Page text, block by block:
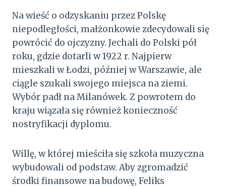
Na wieść o odzyskaniu przez Polskę
niepodległości, małżonkowie zdecydowali się
powrócić do ojczyzny. Jechali do Polski pół
roku, gdzie dotarli w 1922 r. Najpierw
mieszkali w Łodzi, później w Warszawie, ale
ciągle szukali swojego miejsca na ziemi.
Wybór padł na Milanówek. Z powrotem do
kraju wiązała się również konieczność
nostryfikacji dyplomu.
Willę, w której mieściła się szkoła muzyczna
wybudowali od podstaw. Aby zgromadzić
środki finansowe na budowę, Feliks